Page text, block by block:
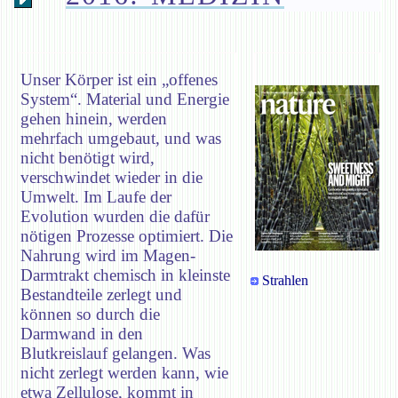
Unser Körper ist ein „offenes
System“. Material und Energie
gehen hinein, werden
mehrfach umgebaut, und was
nicht benötigt wird,
verschwindet wieder in die
Umwelt. Im Laufe der
Evolution wurden die dafür
nötigen Prozesse optimiert. Die
Nahrung wird im Magen-
Darmtrakt chemisch in kleinste
Bestandteile zerlegt und
können so durch die
Darmwand in den
Blutkreislauf gelangen. Was
nicht zerlegt werden kann, wie
etwa Zellulose, kommt in
Strahlen